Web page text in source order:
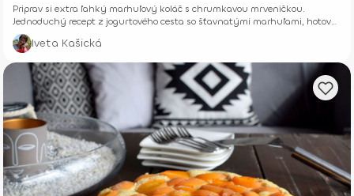
Priprav si extra ľahký marhuľový koláč s chrumkavou mrveničkou.
Jednoduchý recept z jogurtového cesta so šťavnatými marhuľami, hotový
z pár surovín.
Iveta Kašická